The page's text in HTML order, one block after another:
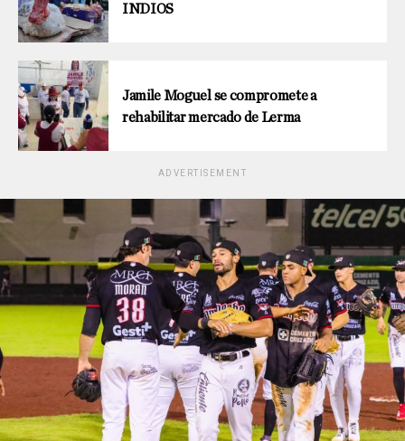
INDIOS
Jamile Moguel se compromete a
rehabilitar mercado de Lerma
ADVERTISEMENT